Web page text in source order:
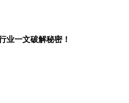
业一文破解秘密！